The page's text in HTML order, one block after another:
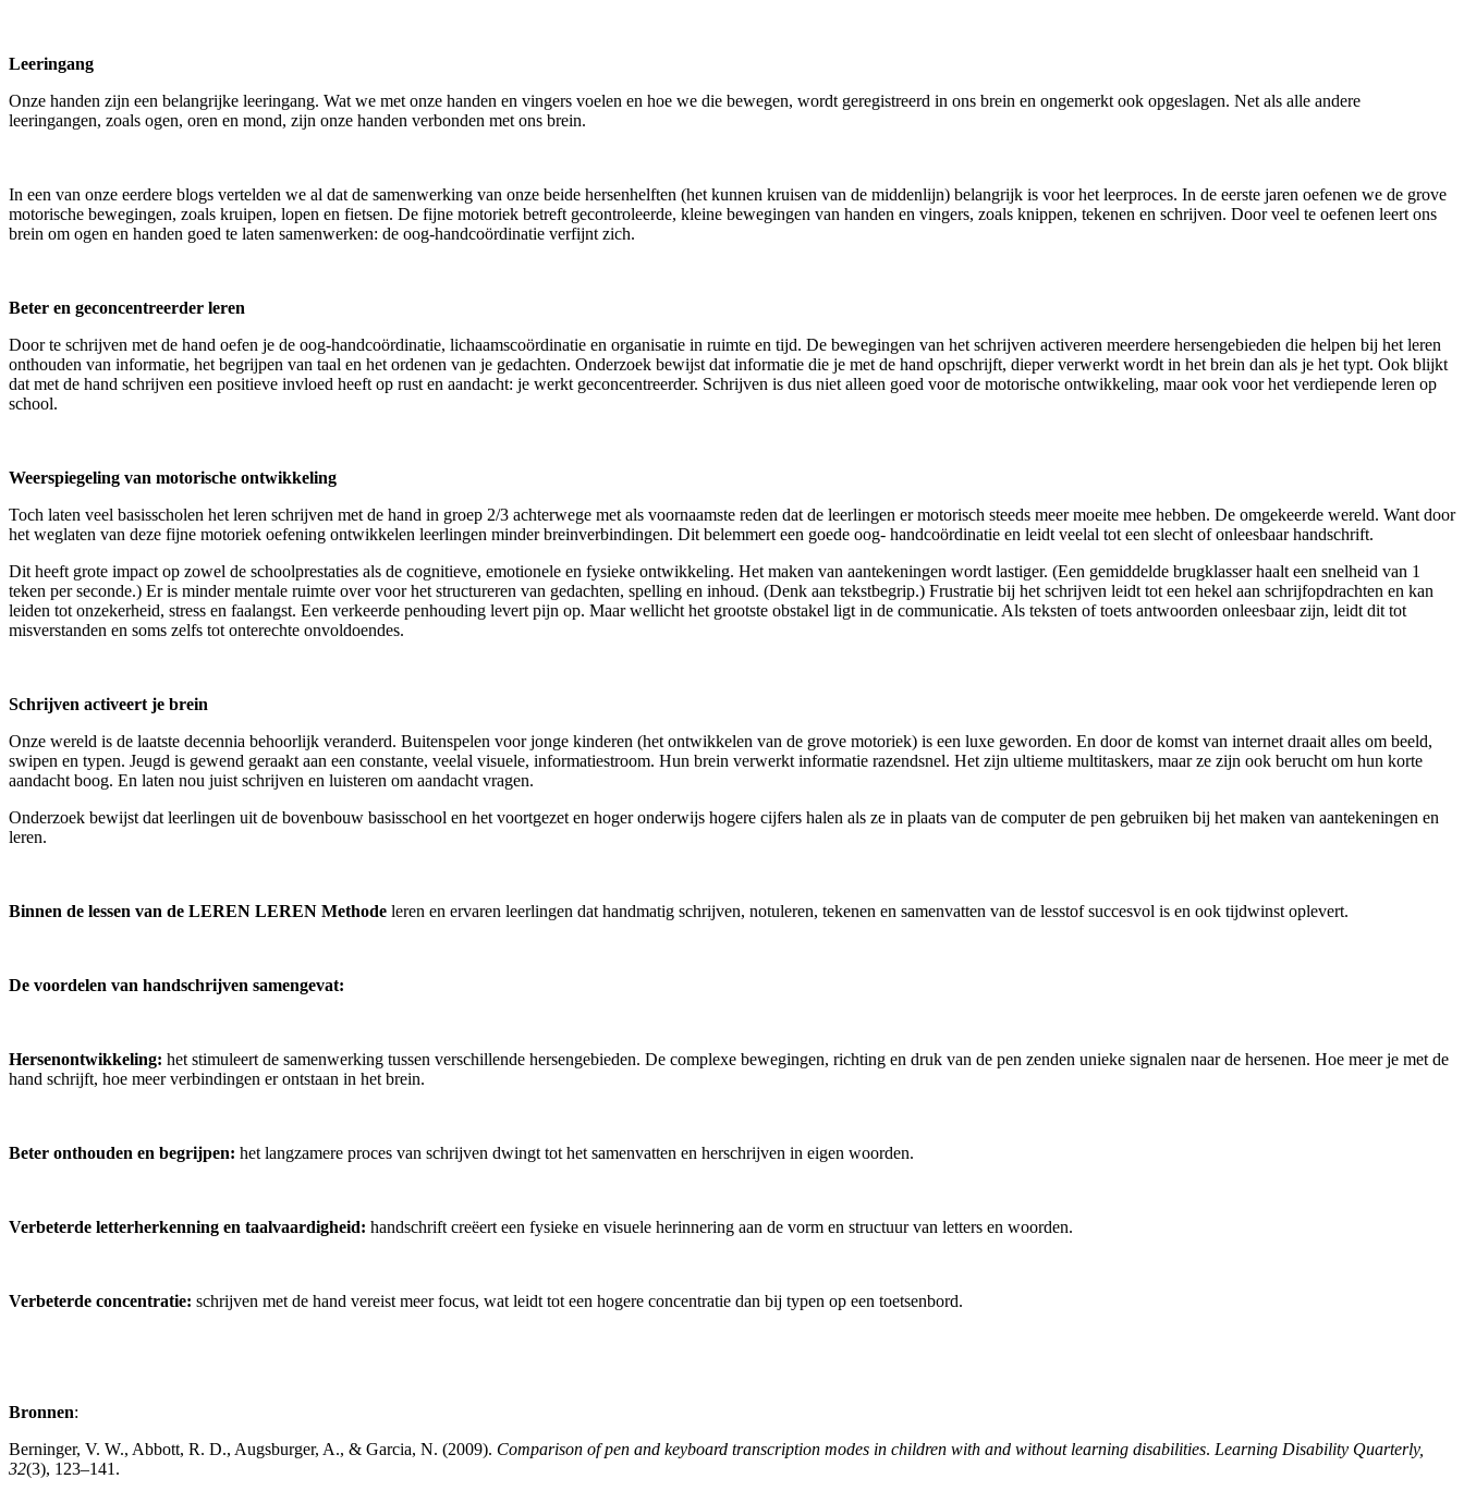
Leeringang
Onze handen zijn een belangrijke leeringang. Wat we met onze handen en vingers voelen en hoe we die bewegen, wordt geregistreerd in ons brein en ongemerkt ook opgeslagen. Net als alle andere
leeringangen, zoals ogen, oren en mond, zijn onze handen verbonden met ons brein.
In een van onze eerdere blogs vertelden we al dat de samenwerking van onze beide hersenhelften (het kunnen kruisen van de middenlijn) belangrijk is voor het leerproces. In de eerste jaren oefenen we de grove
motorische bewegingen, zoals kruipen, lopen en fietsen. De fijne motoriek betreft gecontroleerde, kleine bewegingen van handen en vingers, zoals knippen, tekenen en schrijven. Door veel te oefenen leert ons
brein om ogen en handen goed te laten samenwerken: de oog-handcoördinatie verfijnt zich.
Beter en geconcentreerder leren
Door te schrijven met de hand oefen je de oog-handcoördinatie, lichaamscoördinatie en organisatie in ruimte en tijd. De bewegingen van het schrijven activeren meerdere hersengebieden die helpen bij het leren
onthouden van informatie, het begrijpen van taal en het ordenen van je gedachten. Onderzoek bewijst dat informatie die je met de hand opschrijft, dieper verwerkt wordt in het brein dan als je het typt. Ook blijkt
dat met de hand schrijven een positieve invloed heeft op rust en aandacht: je werkt geconcentreerder. Schrijven is dus niet alleen goed voor de motorische ontwikkeling, maar ook voor het verdiepende leren op
school.
Weerspiegeling van motorische ontwikkeling
Toch laten veel basisscholen het leren schrijven met de hand in groep 2/3 achterwege met als voornaamste reden dat de leerlingen er motorisch steeds meer moeite mee hebben. De omgekeerde wereld. Want door
het weglaten van deze fijne motoriek oefening ontwikkelen leerlingen minder breinverbindingen. Dit belemmert een goede oog- handcoördinatie en leidt veelal tot een slecht of onleesbaar handschrift.
Dit heeft grote impact op zowel de schoolprestaties als de cognitieve, emotionele en fysieke ontwikkeling. Het maken van aantekeningen wordt lastiger. (Een gemiddelde brugklasser haalt een snelheid van 1
teken per seconde.) Er is minder mentale ruimte over voor het structureren van gedachten, spelling en inhoud. (Denk aan tekstbegrip.) Frustratie bij het schrijven leidt tot een hekel aan schrijfopdrachten en kan
leiden tot onzekerheid, stress en faalangst. Een verkeerde penhouding levert pijn op. Maar wellicht het grootste obstakel ligt in de communicatie. Als teksten of toets antwoorden onleesbaar zijn, leidt dit tot
misverstanden en soms zelfs tot onterechte onvoldoendes.
Schrijven activeert je brein
Onze wereld is de laatste decennia behoorlijk veranderd. Buitenspelen voor jonge kinderen (het ontwikkelen van de grove motoriek) is een luxe geworden. En door de komst van internet draait alles om beeld,
swipen en typen. Jeugd is gewend geraakt aan een constante, veelal visuele, informatiestroom. Hun brein verwerkt informatie razendsnel. Het zijn ultieme multitaskers, maar ze zijn ook berucht om hun korte
aandacht boog. En laten nou juist schrijven en luisteren om aandacht vragen.
Onderzoek bewijst dat leerlingen uit de bovenbouw basisschool en het voortgezet en hoger onderwijs hogere cijfers halen als ze in plaats van de computer de pen gebruiken bij het maken van aantekeningen en
leren.
Binnen de lessen van de LEREN LEREN Methode leren en ervaren leerlingen dat handmatig schrijven, notuleren, tekenen en samenvatten van de lesstof succesvol is en ook tijdwinst oplevert.
De voordelen van handschrijven samengevat:
Hersenontwikkeling: het stimuleert de samenwerking tussen verschillende hersengebieden. De complexe bewegingen, richting en druk van de pen zenden unieke signalen naar de hersenen. Hoe meer je met de
hand schrijft, hoe meer verbindingen er ontstaan in het brein.
Beter onthouden en begrijpen: het langzamere proces van schrijven dwingt tot het samenvatten en herschrijven in eigen woorden.
Verbeterde letterherkenning en taalvaardigheid: handschrift creëert een fysieke en visuele herinnering aan de vorm en structuur van letters en woorden.
Verbeterde concentratie: schrijven met de hand vereist meer focus, wat leidt tot een hogere concentratie dan bij typen op een toetsenbord.
Bronnen:
Berninger, V. W., Abbott, R. D., Augsburger, A., & Garcia, N. (2009). Comparison of pen and keyboard transcription modes in children with and without learning disabilities. Learning Disability Quarterly,
32(3), 123–141.